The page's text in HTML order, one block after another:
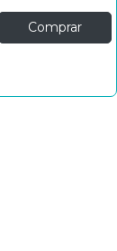
Comprar